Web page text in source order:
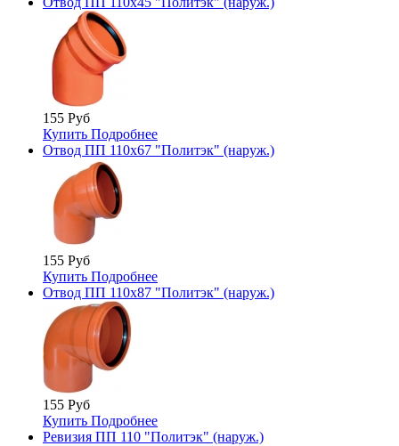
155 Руб
Купить Подробнее
Отвод ПП 110х67 "Политэк" (наруж.)
155 Руб
Купить Подробнее
Отвод ПП 110х87 "Политэк" (наруж.)
155 Руб
Купить Подробнее
Ревизия ПП 110 "Политэк" (наруж.)